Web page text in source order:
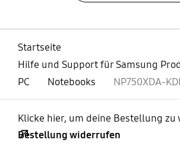
Startseite
Hilfe und Support für Samsung
PC
Notebooks NP750XDA-
Klicke hier, um deine Bestellung
Bestellung widerrufen